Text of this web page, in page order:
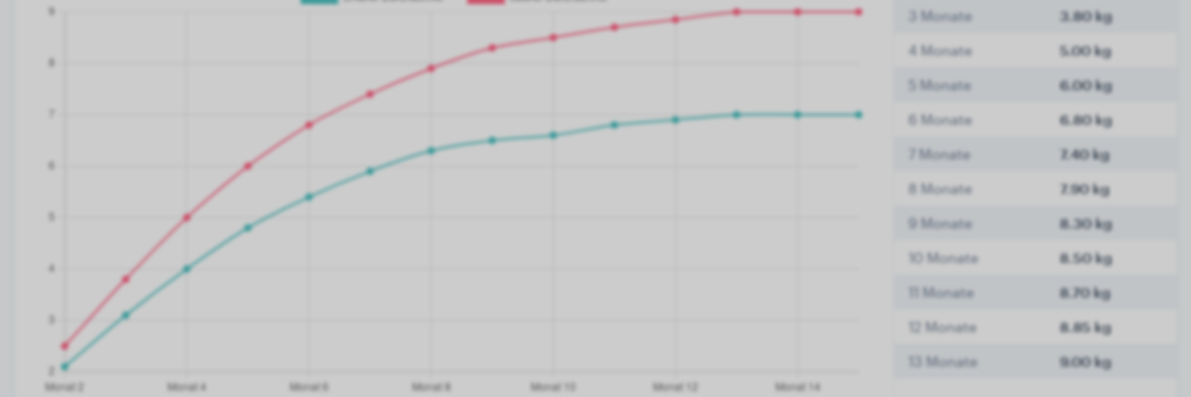
3 Monate 3.80 kg
4 Monate 5.00 kg
5 Monate 6.00 kg
6 Monate 6.80 kg
7 Monate 7.40 kg
8 Monate 7.90 kg
9 Monate 8.30 kg
10 Monate 8.50 kg
11 Monate 8.70 kg
12 Monate 8.85 kg
13 Monate 9.00 kg